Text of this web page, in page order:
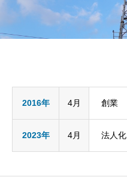
2016年 4月 創業
2023年 4月 法人化